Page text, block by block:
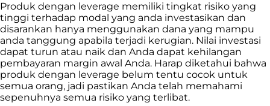
Produk dengan leverage memiliki tingkat risiko yang
tinggi terhadap modal yang anda investasikan dan
disarankan hanya menggunakan dana yang mampu
anda tanggung apabila terjadi kerugian. Nilai investasi
dapat turun atau naik dan Anda dapat kehilangan
pembayaran margin awal Anda. Harap diketahui bahwa
produk dengan leverage belum tentu cocok untuk
semua orang, jadi pastikan Anda telah memahami
sepenuhnya semua risiko yang terlibat.